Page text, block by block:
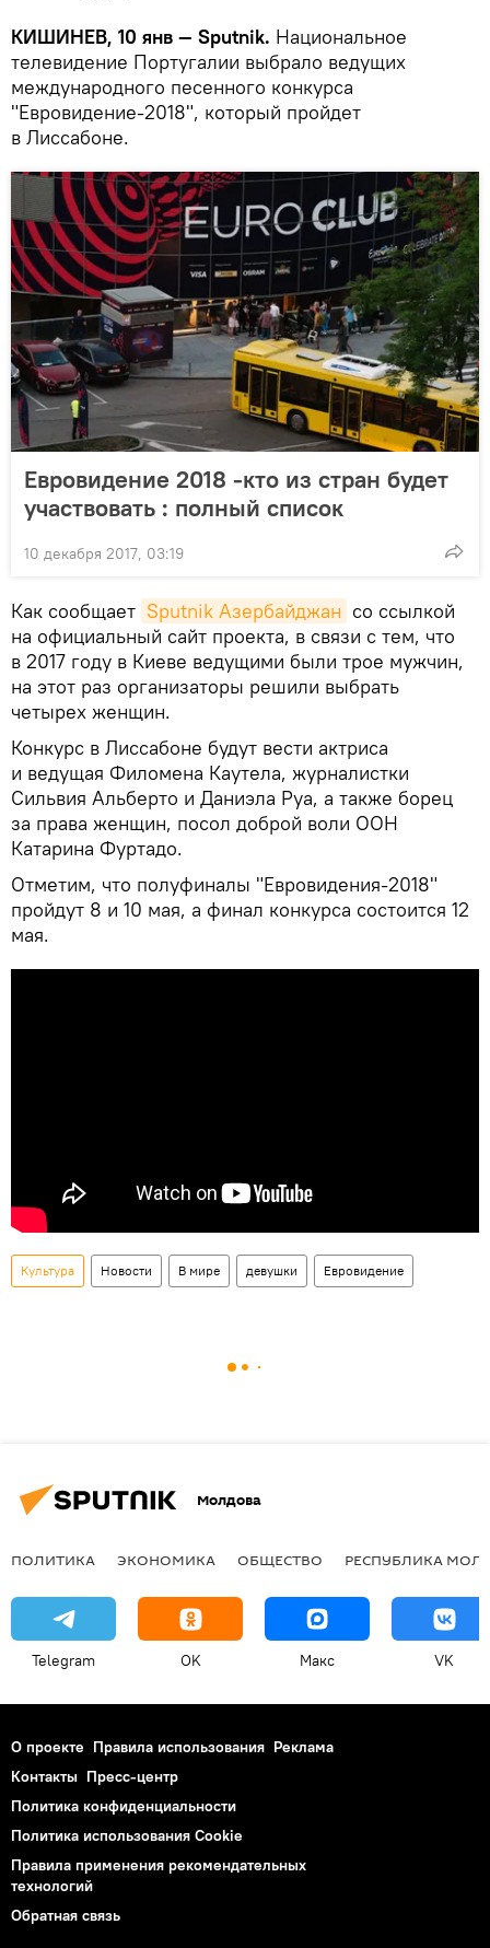
КИШИНЕВ, 10 янв — Sputnik. Национальное
телевидение Португалии выбрало ведущих
международного песенного конкурса
"Евровидение-2018", который пройдет
в Лиссабоне.
Евровидение 2018 -кто из стран будет
участвовать : полный список
10 декабря 2017, 03:19
Как сообщает Sputnik Азербайджан со ссылкой
на официальный сайт проекта, в связи с тем, что
в 2017 году в Киеве ведущими были трое мужчин,
на этот раз организаторы решили выбрать
четырех женщин.
Конкурс в Лиссабоне будут вести актриса
и ведущая Филомена Каутела, журналистки
Сильвия Альберто и Даниэла Руа, а также борец
за права женщин, посол доброй воли ООН
Катарина Фуртадо.
Отметим, что полуфиналы "Евровидения-2018"
пройдут 8 и 10 мая, а финал конкурса состоится 12
мая.
Культура Новости В мире девушки Евровидение
Молдова
ПОЛИТИКА ЭКОНОМИКА ОБЩЕСТВО РЕСПУБЛИКА
Telegram OK Макс VK
О проекте Правила использования Реклама
Контакты Пресс-центр
Политика конфиденциальности
Политика использования Cookie
Правила применения рекомендательных
технологий
Обратная связь